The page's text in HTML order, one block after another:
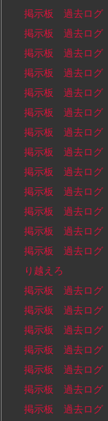
掲示板 過去ログ
掲示板 過去ログ
掲示板 過去ログ
掲示板 過去ログ
掲示板 過去ログ
掲示板 過去ログ
掲示板 過去ログ
掲示板 過去ログ
掲示板 過去ログ
掲示板 過去ログ
掲示板 過去ログ
掲示板 過去ログ
掲示板 過去ログ
り越えろ
掲示板 過去ログ
掲示板 過去ログ
掲示板 過去ログ
掲示板 過去ログ
掲示板 過去ログ
掲示板 過去ログ
掲示板 過去ログ